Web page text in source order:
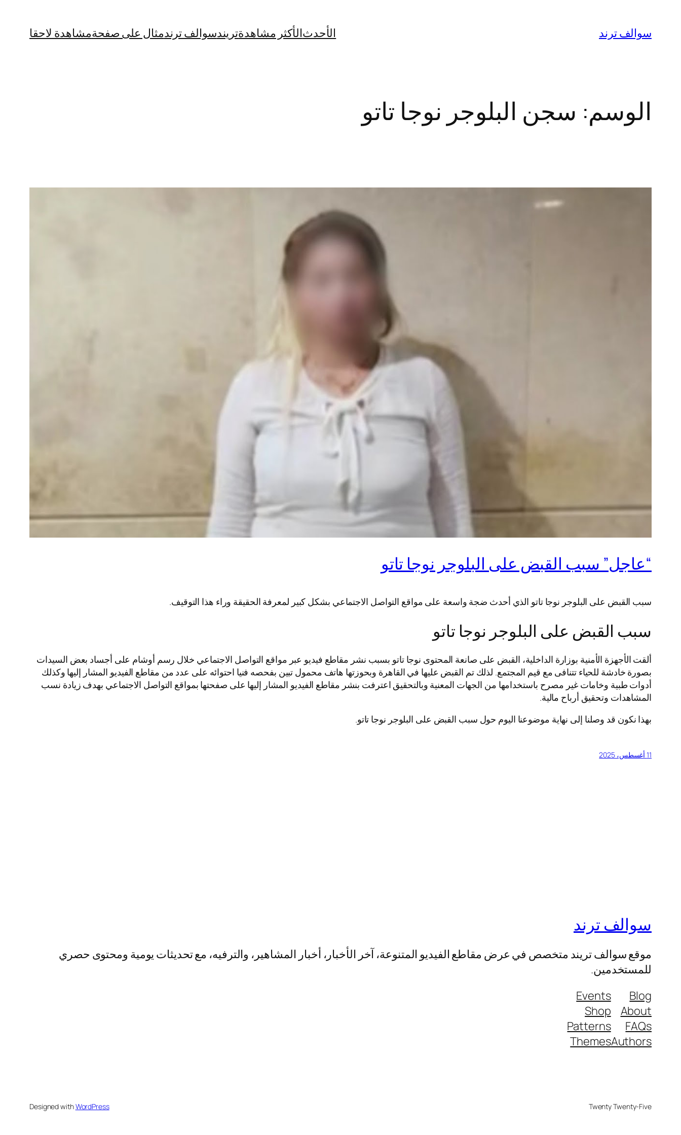
المحتوى
سوالف ترند الأحدثالأكثر مشاهدةتريندسوالف ترندمثال على صفحةمشاهدة لاحقا
الوسم: سجن البلوجر نوجا تاتو
“عاجل” سبب القبض على البلوجر نوجا تاتو
سبب القبض على البلوجر نوجا تاتو الذي أحدث ضجة واسعة على مواقع التواصل الاجتماعي بشكل كبير لمعرفة الحقيقة وراء هذا التوقيف.
سبب القبض على البلوجر نوجا تاتو
ألقت الأجهزة الأمنية بوزارة الداخلية، القبض على صانعة المحتوى نوجا تاتو بسبب نشر مقاطع فيديو عبر مواقع التواصل الاجتماعي خلال رسم أوشام على أجساد بعض السيدات
بصورة خادشة للحياء تتنافى مع قيم المجتمع. لذلك تم القبض عليها في القاهرة وبحوزتها هاتف محمول تبين بفحصه فنيا احتوائه على عدد من مقاطع الفيديو المشار إليها وكذلك
أدوات طبية وخامات غير مصرح باستخدامها من الجهات المعنية وبالتحقيق اعترفت بنشر مقاطع الفيديو المشار إليها على صفحتها بمواقع التواصل الاجتماعي بهدف زيادة نسب
المشاهدات وتحقيق أرباح مالية.
بهذا نكون قد وصلنا إلى نهاية موضوعنا اليوم حول سبب القبض على البلوجر نوجا تاتو.
11 أغسطس، 2025
سوالف ترند
موقع سوالف تريند متخصص في عرض مقاطع الفيديو المتنوعة، آخر الأخبار، أخبار المشاهير، والترفيه، مع تحديثات يومية ومحتوى حصري
للمستخدمين.
Blog
About
FAQs
Authors
Events
Shop
Patterns
Themes
Twenty Twenty-Five
Designed withWordPress